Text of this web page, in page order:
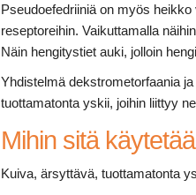
Pseudoefedriiniä on myös
reseptoreihin. Vaikuttamalla
Näin hengitystiet auki, jolloin
Yhdistelmä dekstrometorfaania
tuottamatonta yskii, joihin liittyy
Mihin sitä
Kuiva, ärsyttävä, tuottamatonta